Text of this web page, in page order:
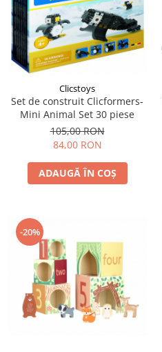
Clicstoys
Set de construit Clicformers-
Mini Animal Set 30 piese
105,00 RON
84,00 RON
ADAUGĂ ÎN COȘ
-20%